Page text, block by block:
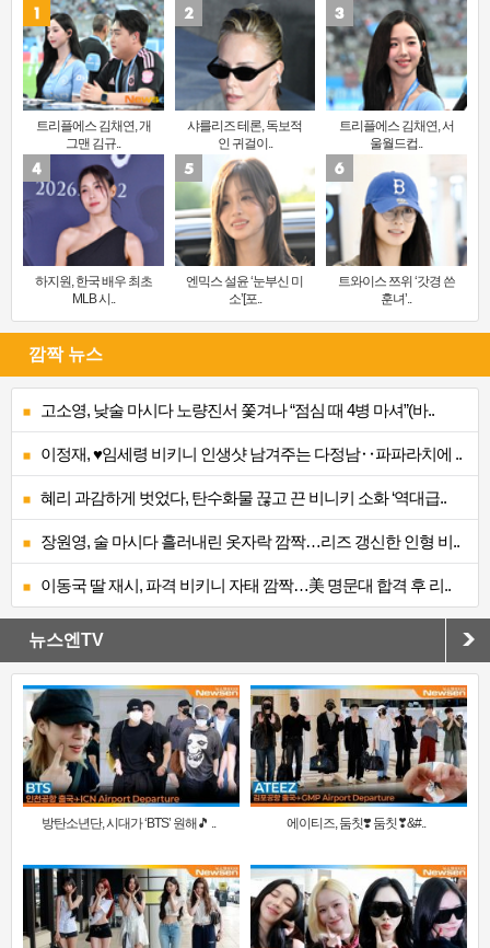
트리플에스 김채연, 개
그맨 김규..
샤를리즈 테론, 독보적
인 귀걸이..
트리플에스 김채연, 서
울월드컵..
하지원, 한국 배우 최초
MLB 시..
엔믹스 설윤 ‘눈부신 미
소’[포..
트와이스 쯔위 ‘갓경 쓴
훈녀’..
깜짝 뉴스
고소영, 낮술 마시다 노량진서 쫓겨나 “점심 때 4병 마셔”(바..
이정재, ♥임세령 비키니 인생샷 남겨주는 다정남‥파파라치에 ..
혜리 과감하게 벗었다, 탄수화물 끊고 끈 비니키 소화 ‘역대급..
장원영, 술 마시다 흘러내린 옷자락 깜짝…리즈 갱신한 인형 비..
이동국 딸 재시, 파격 비키니 자태 깜짝…美 명문대 합격 후 리..
뉴스엔TV
방탄소년단, 시대가 ‘BTS’ 원해🎵 .. 에이티즈, 둠칫❣️ 둠칫❣&#..